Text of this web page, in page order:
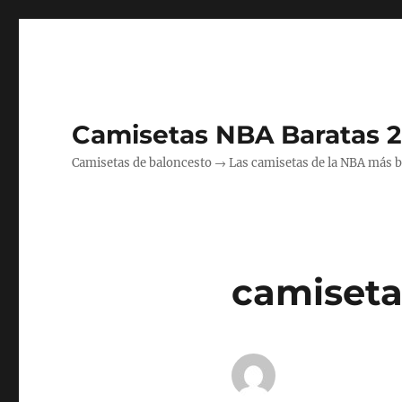
Camisetas NBA Baratas
Camisetas de baloncesto → Las camisetas de la NBA más